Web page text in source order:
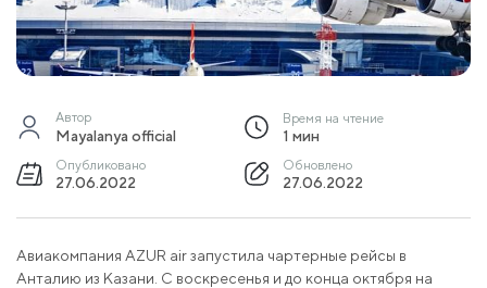
Автор
Mayalanya official
Время на чтение
1 мин
Опубликовано
27.06.2022
Обновлено
27.06.2022
Авиакомпания AZUR air запустила чартерные рейсы в
Анталию из Казани. С воскресенья и до конца октября на